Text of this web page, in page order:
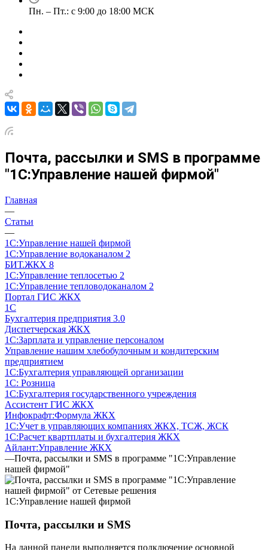
Пн. – Пт.: с 9:00 до 18:00 МСК
Почта, рассылки и SMS в программе
"1С:Управление нашей фирмой"
Главная
—
Статьи
—
1С:Управление нашей фирмой
1С:Управление водоканалом 2
БИТ.ЖКХ 8
1С:Управление теплосетью 2
1С:Управление тепловодоканалом 2
Портал ГИС ЖКХ
1С
Бухгалтерия предприятия 3.0
Диспетчерская ЖКХ
1С:Зарплата и управление персоналом
Управление нашим хлебобулочным и кондитерским
предприятием
1С:Бухгалтерия управляющей организации
1С: Розница
1С:Бухгалтерия государственного учреждения
Ассистент ГИС ЖКХ
Инфокрафт:Формула ЖКХ
1С:Учет в управляющих компаниях ЖКХ, ТСЖ, ЖСК
1С:Расчет квартплаты и бухгалтерия ЖКХ
Айлант:Управление ЖКХ
—Почта, рассылки и SMS в программе "1С:Управление
нашей фирмой"
1С:Управление нашей фирмой
Почта, рассылки и SMS
На данной панели выполняется подключение основной